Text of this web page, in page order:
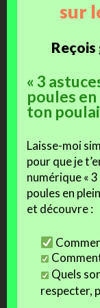
courrier, les
Surfanios
: c’est
années :
camion chevaux,
Robbé Médical ,
Eau de Javel: Plus
n’en n’avez pas
dilution propre à
concentré en
Je vous conseille
apportées dans les
La
sur
« 3
poules
ton
Laisse-moi
pour que je
numérique «
poules en
et découvre :
Quels
respecter,